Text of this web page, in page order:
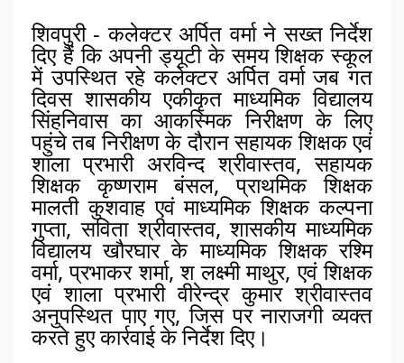
शिवपुरी - कलेक्टर अर्पित वर्मा ने सख्त निर्देश
दिए हैं कि अपनी ड्यूटी के समय शिक्षक स्कूल
में उपस्थित रहे कलेक्टर अर्पित वर्मा जब गत
दिवस शासकीय एकीकृत माध्यमिक विद्यालय
सिंहनिवास का आकस्मिक निरीक्षण के लिए
पहुंचे तब निरीक्षण के दौरान सहायक शिक्षक एवं
शाला प्रभारी अरविन्द श्रीवास्तव, सहायक
शिक्षक कृष्णराम बंसल, प्राथमिक शिक्षक
मालती कुशवाह एवं माध्यमिक शिक्षक कल्पना
गुप्ता, सविता श्रीवास्तव, शासकीय माध्यमिक
विद्यालय खौरघार के माध्यमिक शिक्षक रश्मि
वर्मा, प्रभाकर शर्मा, श लक्ष्मी माथुर, एवं शिक्षक
एवं शाला प्रभारी वीरेन्द्र कुमार श्रीवास्तव
अनुपस्थित पाए गए, जिस पर नाराजगी व्यक्त
करते हुए कार्रवाई के निर्देश दिए।